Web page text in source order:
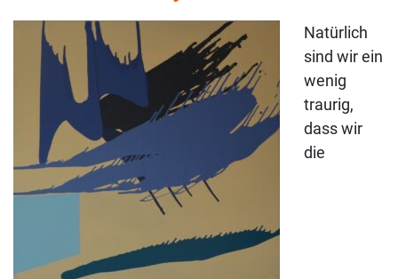
Natürlich
sind wir ein
wenig
traurig,
dass wir
die